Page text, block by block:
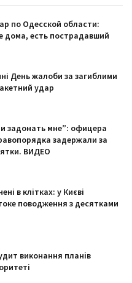
по Одесской области:
есть пострадавший
День жалоби за загиблими
удар
задонать мне”: офицера
задержали за
ВИДЕО
в клітках: у Києві
поводження з десятками
виконання планів